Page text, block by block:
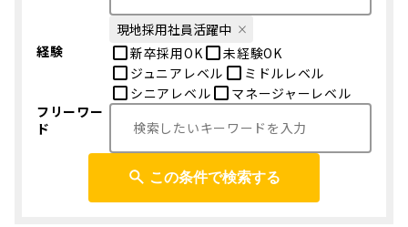
現地採用社員活躍中
経験
新卒採用OK
未経験OK
ジュニアレベル
ミドルレベル
シニアレベル
マネージャーレベル
フリーワー
ド
この条件で検索する